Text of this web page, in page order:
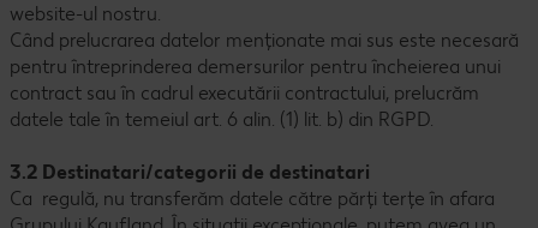
website-ul nostru.
Când prelucrarea datelor menționate mai sus este necesară
pentru întreprinderea demersurilor pentru încheierea unui
contract sau în cadrul executării contractului, prelucrăm
datele tale în temeiul art. 6 alin. (1) lit. b) din RGPD.
3.2 Destinatari/categorii de destinatari
Ca regulă, nu transferăm datele către părți terțe în afara